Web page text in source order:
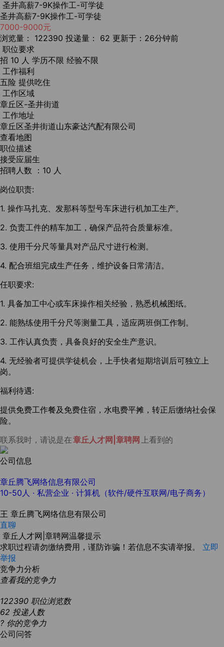
圣井高薪7-9K操作工-可学徒
圣井高薪7-9K操作工-可学徒
7000-9000元
浏览量： 122390 投递量： 62 更新于：26分钟前
职位要求
招 10 人 学历不限 经验不限
工作福利
五险 提供吃住
工作区域
章丘区-圣井街道
工作地址
章丘区圣井街道山东豪达汽配有限公司
查看地图
职位描述
接受应届生
招聘人数 ：10 人
岗位职责:
1. 操作马扎克、发那科等型号车床进行机加工生产。
2. 负责工件的精车加工，确保产品符合质量标准。
3. 使用千分尺等量具对产品尺寸进行检测。
4. 配合班组完成生产任务，维护设备日常清洁。
任职要求:
1. 具备加工中心或车床操作相关经验，熟悉机械图纸。
2. 能熟练使用千分尺等测量工具，适应两班倒工作制。
3. 工作认真负责，具备良好的安全生产意识。
4. 无经验者可提供学徒机会，上手快者短期培训后可独立上
岗。
福利待遇:
提供免费工作餐及免费住宿，水电费平摊，转正后缴纳社会保
险。
联系我时，请说是在章丘人才网|章聘网 上看到的
公司信息
章丘腾飞网络信息有限公司
10-50人 · 私营企业 · 计算机（软件/硬件互联网/电子商务）
王 章丘腾飞网络信息有限公司
直聊
章丘人才网|章聘网温馨提示
求职过程请勿缴纳费用，谨防诈骗！若信息不实请举报。 立即
举报
竞争力分析
查看我的竞争力
122390 职位浏览数
62 投递人数
? 你的竞争力
公司问答